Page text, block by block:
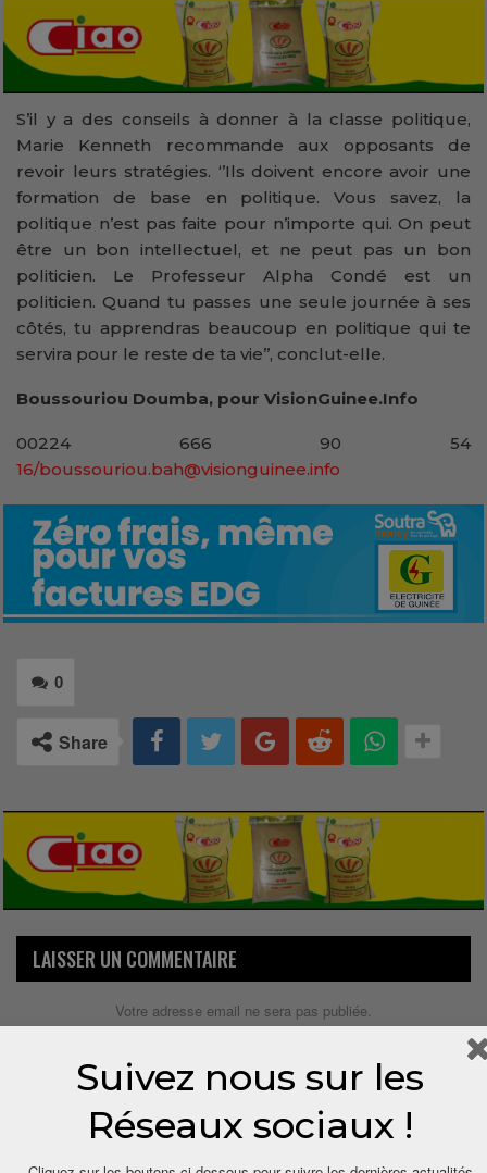
S’il y a des conseils à donner à la classe politique,
Marie Kenneth recommande aux opposants de
revoir leurs stratégies. ‘’Ils doivent encore avoir une
formation de base en politique. Vous savez, la
politique n’est pas faite pour n’importe qui. On peut
être un bon intellectuel, et ne peut pas un bon
politicien. Le Professeur Alpha Condé est un
politicien. Quand tu passes une seule journée à ses
côtés, tu apprendras beaucoup en politique qui te
servira pour le reste de ta vie’’, conclut-elle.
Boussouriou Doumba, pour VisionGuinee.Info
00224 666 90 54
16/boussouriou.bah@visionguinee.info
0
Share
LAISSER UN COMMENTAIRE
Votre adresse email ne sera pas publiée.
Suivez nous sur les
Réseaux sociaux !